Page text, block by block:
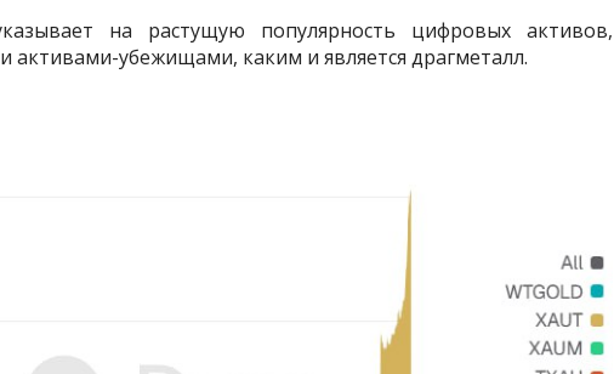
на растущую популярность цифровых активов,
активами-убежищами, каким и является драгметалл.